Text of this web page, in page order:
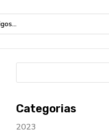
Categorias
2023